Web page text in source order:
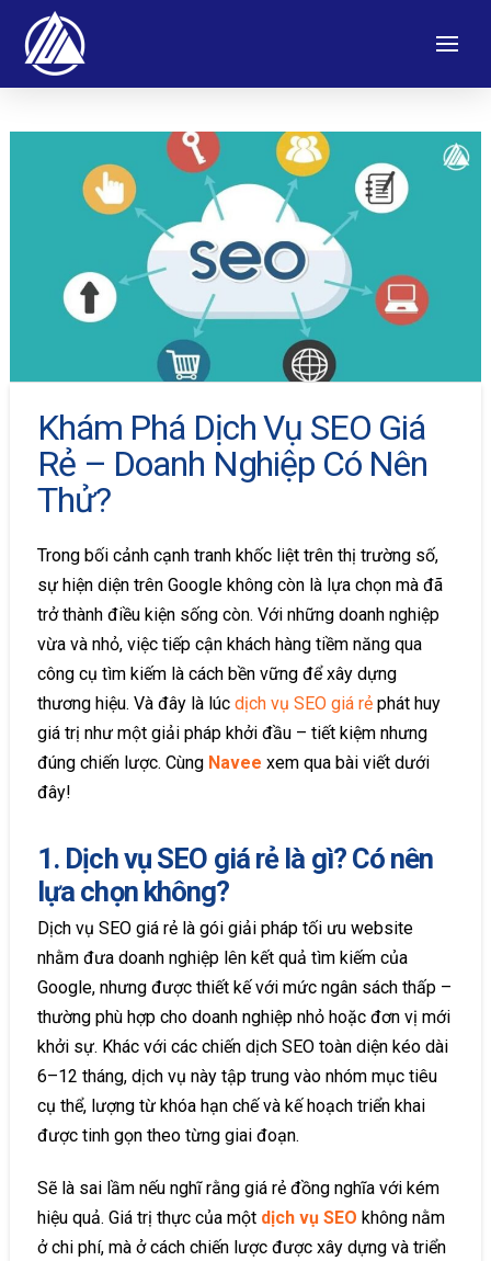
Khám Phá Dịch Vụ SEO Giá
Rẻ – Doanh Nghiệp Có Nên
Thử?
Trong bối cảnh cạnh tranh khốc liệt trên thị trường số,
sự hiện diện trên Google không còn là lựa chọn mà đã
trở thành điều kiện sống còn. Với những doanh nghiệp
vừa và nhỏ, việc tiếp cận khách hàng tiềm năng qua
công cụ tìm kiếm là cách bền vững để xây dựng
thương hiệu. Và đây là lúc dịch vụ SEO giá rẻphát huy
giá trị như một giải pháp khởi đầu – tiết kiệm nhưng
đúng chiến lược. Cùng Navee xem qua bài viết dưới
đây!
1. Dịch vụ SEO giá rẻ là gì? Có nên
lựa chọn không?
Dịch vụ SEO giá rẻ là gói giải pháp tối ưu website
nhằm đưa doanh nghiệp lên kết quả tìm kiếm của
Google, nhưng được thiết kế với mức ngân sách thấp –
thường phù hợp cho doanh nghiệp nhỏ hoặc đơn vị mới
khởi sự. Khác với các chiến dịch SEO toàn diện kéo dài
6–12 tháng, dịch vụ này tập trung vào nhóm mục tiêu
cụ thể, lượng từ khóa hạn chế và kế hoạch triển khai
được tinh gọn theo từng giai đoạn.
Sẽ là sai lầm nếu nghĩ rằng giá rẻ đồng nghĩa với kém
hiệu quả. Giá trị thực của một dịch vụ SEO không nằm
ở chi phí, mà ở cách chiến lược được xây dựng và triển